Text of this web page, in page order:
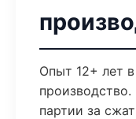
Опыт 12+ лет
партии за